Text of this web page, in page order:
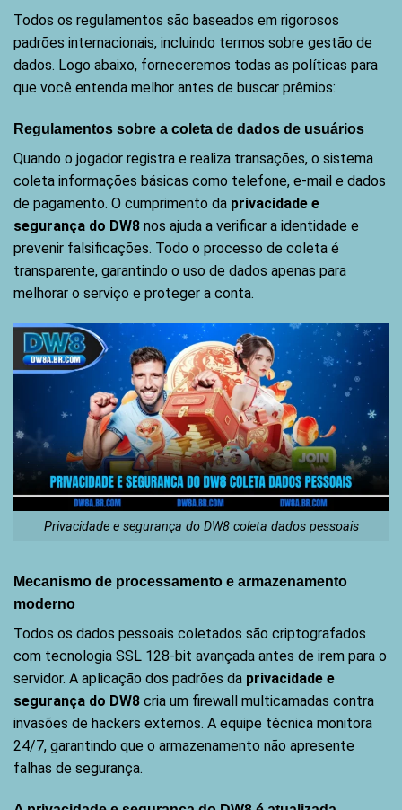
Todos os regulamentos são baseados em rigorosos
padrões internacionais, incluindo termos sobre gestão de
dados. Logo abaixo, forneceremos todas as políticas para
que você entenda melhor antes de buscar prêmios:
Regulamentos sobre a coleta de dados de usuários
Quando o jogador registra e realiza transações, o sistema
coleta informações básicas como telefone, e-mail e dados
de pagamento. O cumprimento da privacidade e
segurança do DW8 nos ajuda a verificar a identidade e
prevenir falsificações. Todo o processo de coleta é
transparente, garantindo o uso de dados apenas para
melhorar o serviço e proteger a conta.
Privacidade e segurança do DW8 coleta dados pessoais
Mecanismo de processamento e armazenamento
moderno
Todos os dados pessoais coletados são criptografados
com tecnologia SSL 128-bit avançada antes de irem para o
servidor. A aplicação dos padrões da privacidade e
segurança do DW8 cria um firewall multicamadas contra
invasões de hackers externos. A equipe técnica monitora
24/7, garantindo que o armazenamento não apresente
falhas de segurança.